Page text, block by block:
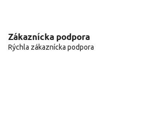
Zákaznícka podpora
Rýchla zákaznícka podpora